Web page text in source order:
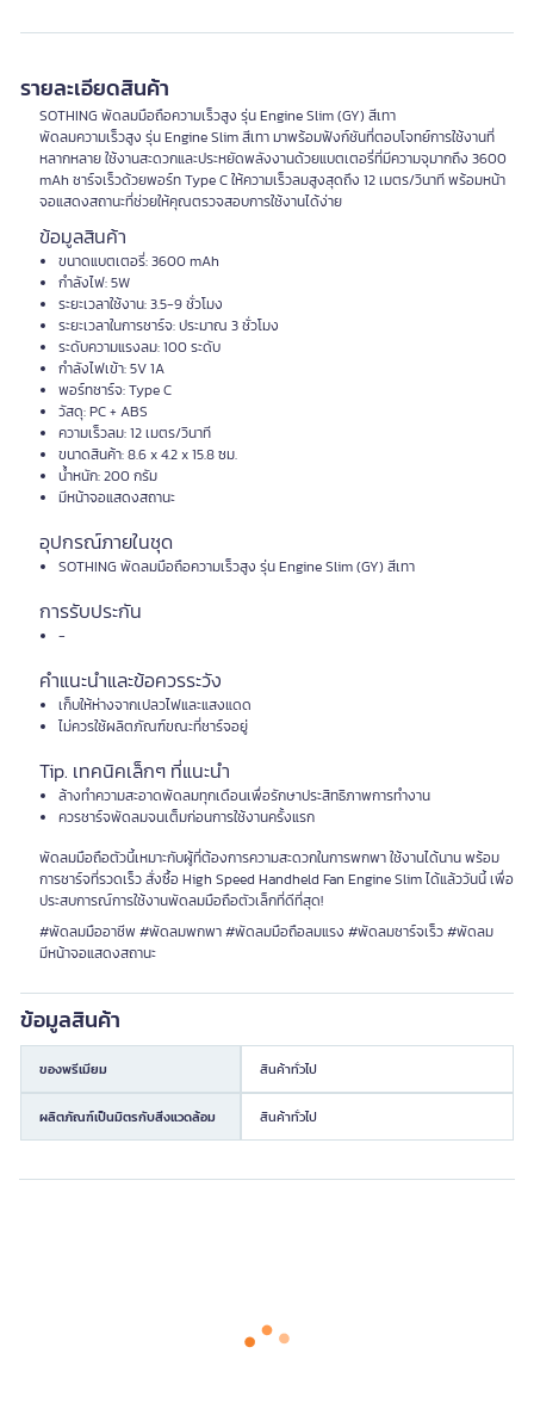
รายละเอียดสินค้า
SOTHING พัดลมมือถือความเร็วสูง รุ่น Engine Slim (GY) สีเทา
พัดลมความเร็วสูง รุ่น Engine Slim สีเทา มาพร้อมฟังก์ชันที่ตอบโจทย์การใช้งานที่
หลากหลาย ใช้งานสะดวกและประหยัดพลังงานด้วยแบตเตอรี่ที่มีความจุมากถึง 3600
mAh ชาร์จเร็วด้วยพอร์ท Type C ให้ความเร็วลมสูงสุดถึง 12 เมตร/วินาที พร้อมหน้า
จอแสดงสถานะที่ช่วยให้คุณตรวจสอบการใช้งานได้ง่าย
ข้อมูลสินค้า
ขนาดแบตเตอรี่: 3600 mAh
กำลังไฟ: 5W
ระยะเวลาใช้งาน: 3.5-9 ชั่วโมง
ระยะเวลาในการชาร์จ: ประมาณ 3 ชั่วโมง
ระดับความแรงลม: 100 ระดับ
กำลังไฟเข้า: 5V 1A
พอร์ทชาร์จ: Type C
วัสดุ: PC + ABS
ความเร็วลม: 12 เมตร/วินาที
ขนาดสินค้า: 8.6 x 4.2 x 15.8 ซม.
น้ำหนัก: 200 กรัม
มีหน้าจอแสดงสถานะ
อุปกรณ์ภายในชุด
SOTHING พัดลมมือถือความเร็วสูง รุ่น Engine Slim (GY) สีเทา
การรับประกัน
-
คำแนะนำและข้อควรระวัง
เก็บให้ห่างจากเปลวไฟและแสงแดด
ไม่ควรใช้ผลิตภัณฑ์ขณะที่ชาร์จอยู่
Tip. เทคนิคเล็กๆ ที่แนะนำ
ล้างทำความสะอาดพัดลมทุกเดือนเพื่อรักษาประสิทธิภาพการทำงาน
ควรชาร์จพัดลมจนเต็มก่อนการใช้งานครั้งแรก
พัดลมมือถือตัวนี้เหมาะกับผู้ที่ต้องการความสะดวกในการพกพา ใช้งานได้นาน พร้อม
การชาร์จที่รวดเร็ว สั่งซื้อ High Speed Handheld Fan Engine Slim ได้แล้ววันนี้ เพื่อ
ประสบการณ์การใช้งานพัดลมมือถือตัวเล็กที่ดีที่สุด!
#พัดลมมืออาชีพ #พัดลมพกพา #พัดลมมือถือลมแรง #พัดลมชาร์จเร็ว #พัดลม
มีหน้าจอแสดงสถานะ
ข้อมูลสินค้า
ของพรีเมียม สินค้าทั่วไป
ผลิตภัณฑ์เป็นมิตรกับสิ่งแวดล้อม สินค้าทั่วไป